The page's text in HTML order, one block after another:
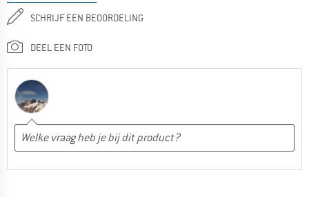
SCHRIJF EEN BEOORDELING
DEEL EEN FOTO